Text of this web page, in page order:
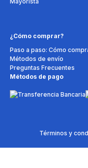
¿Cómo comprar?
Paso a paso: Cómo
Métodos de envío
Preguntas Frecuentes
Métodos de pago
Términos y